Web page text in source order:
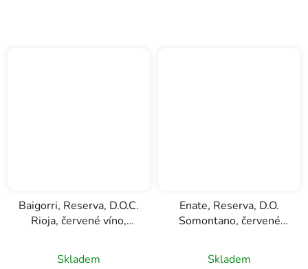
Baigorri, Reserva, D.O.C.
Rioja, červené víno,
Skladem
Enate, Reserva, D.O.
Somontano, červené
Skladem